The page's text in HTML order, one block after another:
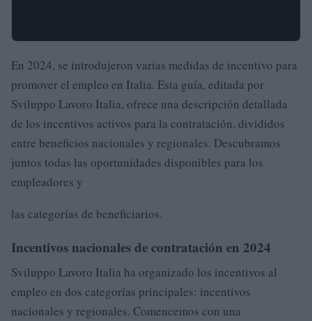
En 2024, se introdujeron varias medidas de incentivo para
promover el empleo en Italia. Esta guía, editada por
Sviluppo Lavoro Italia, ofrece una descripción detallada
de los incentivos activos para la contratación, divididos
entre beneficios nacionales y regionales. Descubramos
juntos todas las oportunidades disponibles para los
empleadores y
las categorías de beneficiarios.
Incentivos nacionales de contratación en 2024
Sviluppo Lavoro Italia ha organizado los incentivos al
empleo en dos categorías principales: incentivos
nacionales y regionales. Comencemos con una